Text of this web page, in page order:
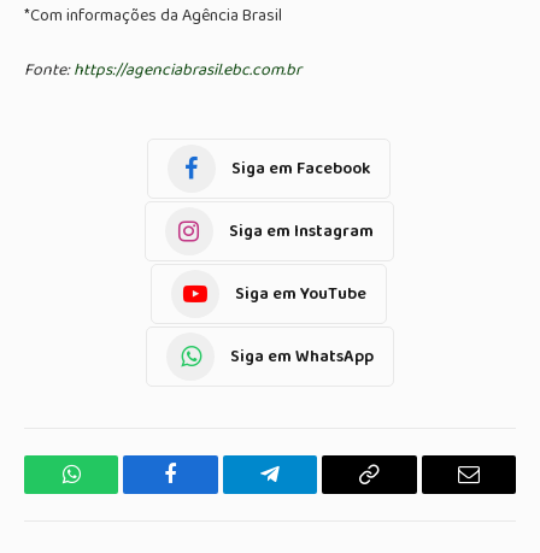
*Com informações da Agência Brasil
Fonte:https://agenciabrasil.ebc.com.br
Siga em Facebook
Siga em Instagram
Siga em YouTube
Siga em WhatsApp
WhatsApp Facebook Telegrama Copiar
E-